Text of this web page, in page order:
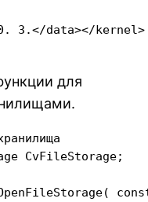
3.</data></kernel>
для
CvFileStorage;